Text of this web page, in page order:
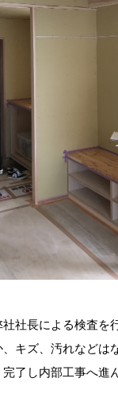
社長による検査を
キズ、汚れなどは
了し内部工事へ進